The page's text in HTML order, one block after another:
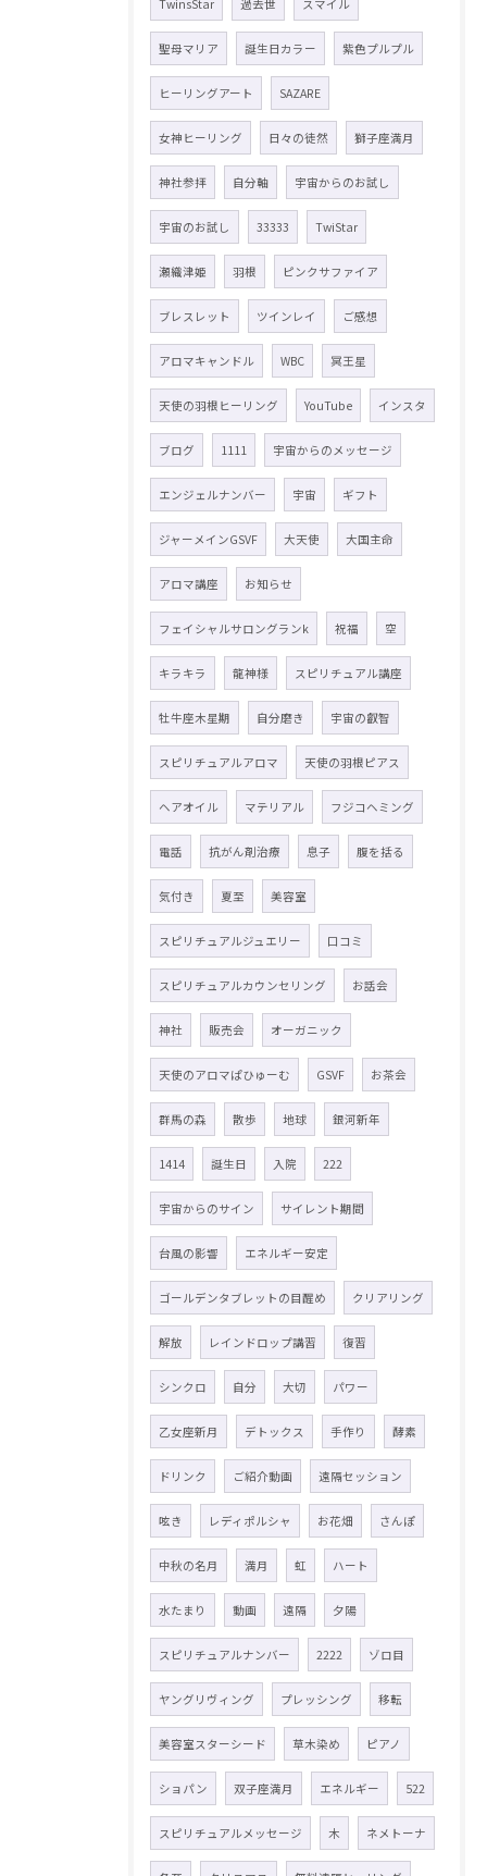
TwinsStar 過去世 スマイル
聖母マリア 誕生日カラー 紫色プルプル
ヒーリングアート SAZARE
女神ヒーリング 日々の徒然 獅子座満月
神社参拝 自分軸 宇宙からのお試し
宇宙のお試し 33333 TwiStar
瀬織津姫 羽根 ピンクサファイア
ブレスレット ツインレイ ご感想
アロマキャンドル WBC 冥王星
天使の羽根ヒーリング YouTube インスタ
ブログ 1111 宇宙からのメッセージ
エンジェルナンバー 宇宙 ギフト
ジャーメインGSVF 大天使 大国主命
アロマ講座 お知らせ
フェイシャルサロングランk 祝福 空
キラキラ 龍神様 スピリチュアル講座
牡牛座木星期 自分磨き 宇宙の叡智
スピリチュアルアロマ 天使の羽根ピアス
ヘアオイル マテリアル フジコヘミング
電話 抗がん剤治療 息子 腹を括る
気付き 夏至 美容室
スピリチュアルジュエリー 口コミ
スピリチュアルカウンセリング お話会
神社 販売会 オーガニック
天使のアロマぱひゅーむ GSVF お茶会
群馬の森 散歩 地球 銀河新年
1414 誕生日 入院 222
宇宙からのサイン サイレント期間
台風の影響 エネルギー安定
ゴールデンタブレットの目醒め クリアリング
解放 レインドロップ講習 復習
シンクロ 自分 大切 パワー
乙女座新月 デトックス 手作り 酵素
ドリンク ご紹介動画 遠隔セッション
呟き レディポルシャ お花畑 さんぽ
中秋の名月 満月 虹 ハート
水たまり 動画 遠隔 夕陽
スピリチュアルナンバー 2222 ゾロ目
ヤングリヴィング プレッシング 移転
美容室スターシード 草木染め ピアノ
ショパン 双子座満月 エネルギー 522
スピリチュアルメッセージ 木 ネメトーナ